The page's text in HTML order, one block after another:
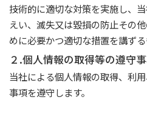
技術的に適切な対策を実施し、
えい、滅失又は毀損の防止その
めに必要かつ適切な措置を講ずる
２.個人情報の取得等の遵守
当社による個人情報の取得、利
事項を遵守します。